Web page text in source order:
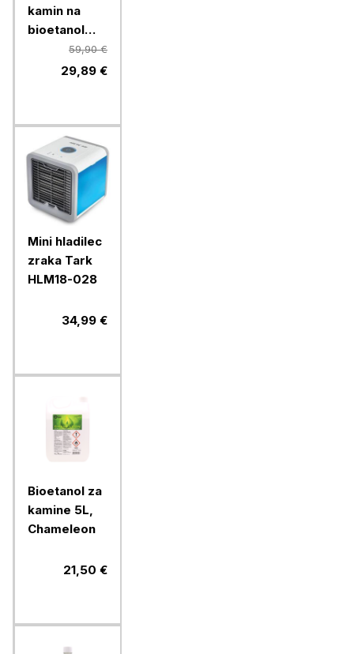
kamin na
bioetanol
Chameleon
LLW-OTF01,
59,90 €
29,89 €
Mini hladilec
zraka Tark
HLM18-028
34,99 €
Bioetanol za
kamine 5L,
Chameleon
21,50 €